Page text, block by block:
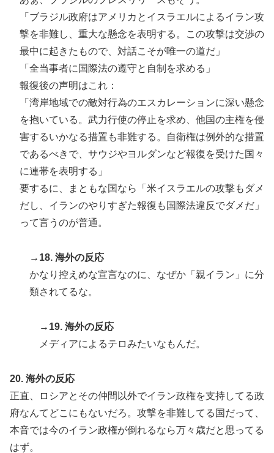
「ブラジル政府はアメリカとイスラエルによるイラン攻
撃を非難し、重大な懸念を表明する。この攻撃は交渉の
最中に起きたもので、対話こそが唯一の道だ」
「全当事者に国際法の遵守と自制を求める」
報復後の声明はこれ：
「湾岸地域での敵対行為のエスカレーションに深い懸念
を抱いている。武力行使の停止を求め、他国の主権を侵
害するいかなる措置も非難する。自衛権は例外的な措置
であるべきで、サウジやヨルダンなど報復を受けた国々
に連帯を表明する」
要するに、まともな国なら「米イスラエルの攻撃もダメ
だし、イランのやりすぎた報復も国際法違反でダメだ」
って言うのが普通。
→18. 海外の反応
かなり控えめな宣言なのに、なぜか「親イラン」に分
類されてるな。
→19. 海外の反応
メディアによるテロみたいなもんだ。
20. 海外の反応
正直、ロシアとその仲間以外でイラン政権を支持してる政
府なんてどこにもないだろ。攻撃を非難してる国だって、
本音では今のイラン政権が倒れるなら万々歳だと思ってる
はず。